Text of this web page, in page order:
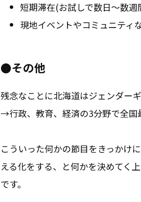
短期滞在(お試しで数日～数
現地イベントやコミュニティ
●その他
残念なことに北海道はジェンダー
→行政、教育、経済の3分野で全国
こういった何かの節目をきっかけ
える化をする、と何かを決めてく
です。